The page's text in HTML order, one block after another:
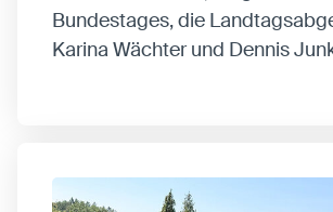
Bundestages, die
Karina Wächter und Dennis
Youtube
Verwendung um
Statistiken